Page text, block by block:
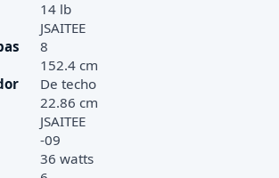
14 lb
JSAITEE
8
152.4 cm
De techo
22.86 cm
JSAITEE
-09
36 watts